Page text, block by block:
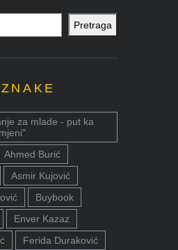
Pretraga
za mlade - put ka
Ahmed Burić
Asmir Kujović
Buybook
Enver Kazaz
Ferida Duraković